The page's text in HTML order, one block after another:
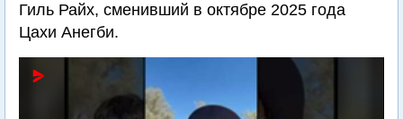
Гиль Райх, сменивший в октябре 2025 года
Цахи Анегби.